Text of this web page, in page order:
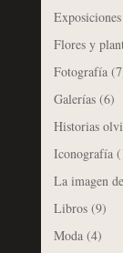
Exposiciones
Flores y
Fotografía
Galerías(6)
Historias
Iconografía
La imagen
Libros(9)
Moda(4)